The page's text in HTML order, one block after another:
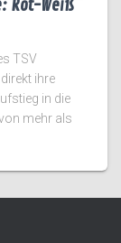
Rot-Weiß
TSV
ihre
in die
mehr als